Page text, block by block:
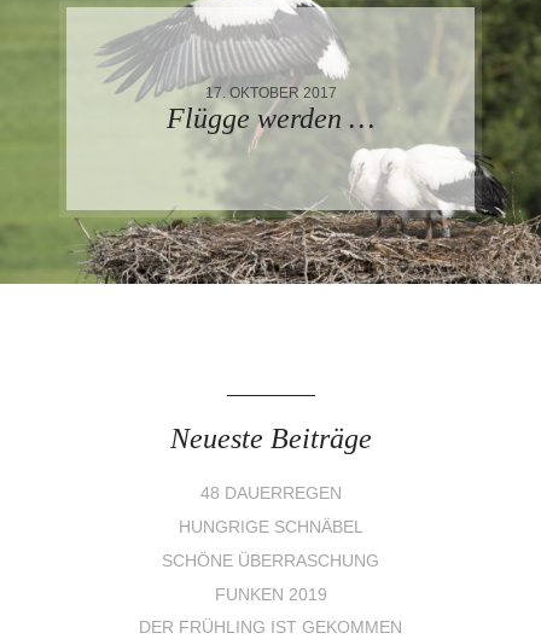
17. OKTOBER 2017
Flügge werden …
Neueste Beiträge
48 DAUERREGEN
HUNGRIGE SCHNÄBEL
SCHÖNE ÜBERRASCHUNG
FUNKEN 2019
DER FRÜHLING IST GEKOMMEN